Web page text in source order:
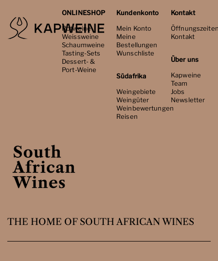
ONLINESHOP
Rotweine
Weissweine
Schaumweine
Tasting-Sets
Dessert- &
Port-Weine
Kundenkonto
Mein Konto
Meine
Bestellungen
Wunschliste
Südafrika
Weingebiete
Weingüter
Weinbewertungen
Reisen
Kontakt
Kontakt
Über uns
Kapweine
Team
Jobs
Newsletter
THE HOME OF SOUTH AFRICAN WINES